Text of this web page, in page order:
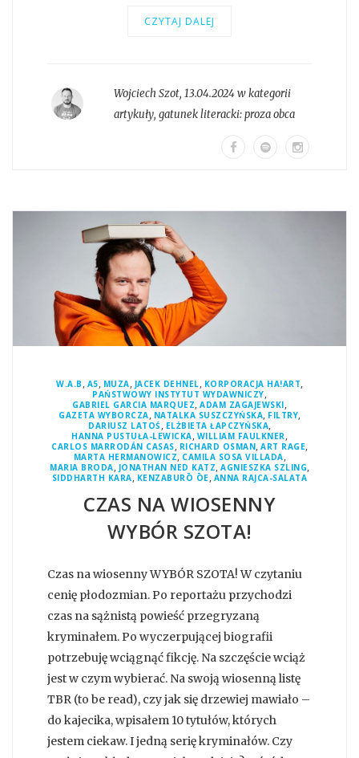
CZYTAJ DALEJ
Wojciech Szot, 13.04.2024 w kategorii
artykuły, gatunek literacki:proza obca
W.A.B, A5, MUZA, JACEK DEHNEL, KORPORACJA HA!ART,
PAŃSTWOWY INSTYTUT WYDAWNICZY,
GABRIEL GARCIA MARQUEZ,ADAM ZAGAJEWSKI,
GAZETA WYBORCZA, NATALKA SUSZCZYŃSKA, FILTRY,
DARIUSZ LATOŚ, ELŻBIETA ŁAPCZYŃSKA,
HANNA PUSTUŁA-LEWICKA, WILLIAM FAULKNER,
CARLOS MARRODÁN CASAS, RICHARD OSMAN, ART RAGE,
MARTA HERMANOWICZ, CAMILA SOSA VILLADA,
MARIA BRODA, JONATHAN NED KATZ, AGNIESZKA SZLING,
SIDDHARTH KARA, KENZABURŌ ŌE, ANNA RAJCA-SALATA
CZAS NA WIOSENNY
WYBÓR SZOTA!
Czas na wiosenny WYBÓR SZOTA! W czytaniu
cenię płodozmian. Po reportażu przychodzi
czas na sążnistą powieść przegryzaną
kryminałem. Po wyczerpującej biografii
potrzebuję wciągnąć fikcję. Na szczęście wciąż
jest w czym wybierać. Na swoją wiosenną listę
TBR (to be read), czy jak się drzewiej mawiało –
do kajecika, wpisałem 10 tytułów, których
jestem ciekaw. I jedną serię kryminałów. Czy